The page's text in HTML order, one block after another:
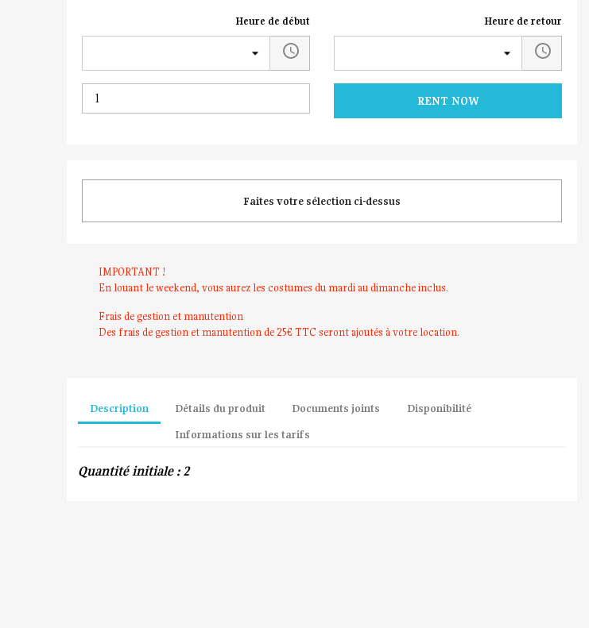
Heure de début Heure de retour
RENT NOW
Faites votre sélection ci-dessus
IMPORTANT !
En louant le weekend, vous aurez les costumes du mardi au dimanche inclus.
Frais de gestion et manutention
Des frais de gestion et manutention de 25€ TTC seront ajoutés à votre location.
Description Détails du produit Documents joints
Disponibilité
Informations sur les tarifs
Quantité initiale : 2